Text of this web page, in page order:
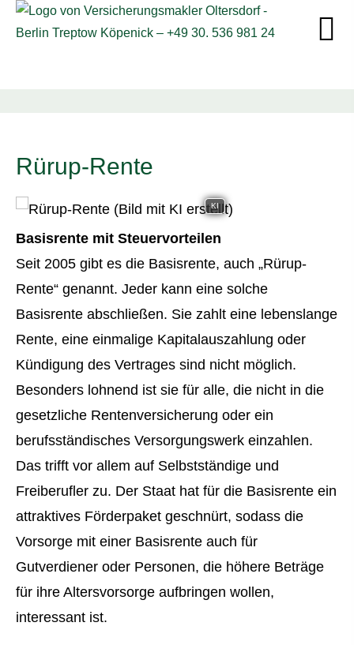
Rürup-Rente
KI
Basisrente mit Steuervorteilen
Seit 2005 gibt es die Basisrente, auch „Rürup-
Rente“ genannt. Jeder kann eine solche
Basisrente abschließen. Sie zahlt eine lebenslange
Rente, eine einmalige Kapitalauszahlung oder
Kündigung des Vertrages sind nicht möglich.
Besonders lohnend ist sie für alle, die nicht in die
gesetzliche Rentenversicherung oder ein
berufsständisches Versorgungswerk einzahlen.
Das trifft vor allem auf Selbstständige und
Freiberufler zu. Der Staat hat für die Basisrente ein
attraktives Förderpaket geschnürt, sodass die
Vorsorge mit einer Basisrente auch für
Gutverdiener oder Per­sonen, die höhere Beträge
für ihre Alters­vorsorge aufbringen wollen,
interessant ist.